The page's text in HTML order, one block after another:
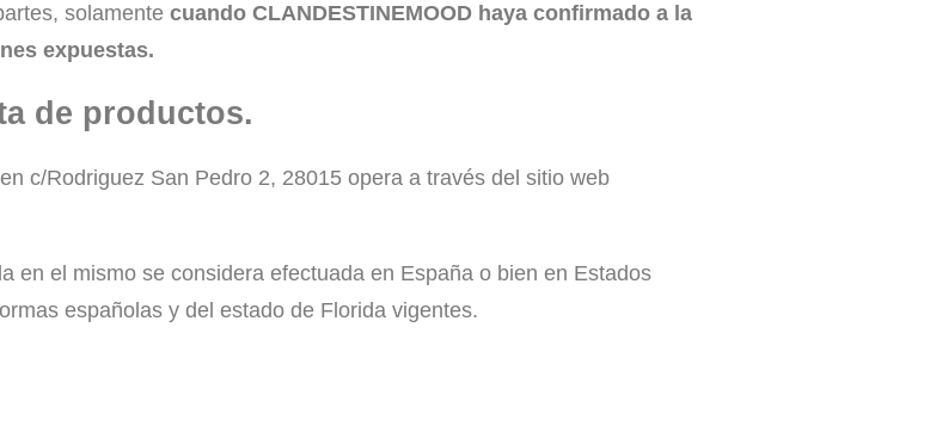
solamente cuando CLANDESTINEMOOD haya confirmado a la
expuestas.
de productos.
c/Rodriguez San Pedro 2, 28015 opera a través del sitio web
en el mismo se considera efectuada en España o bien en Estados
españolas y del estado de Florida vigentes.